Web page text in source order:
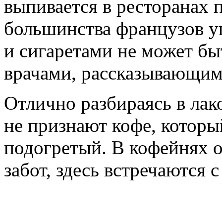
выпивается в
большинства французов
и сигаретами не может
врачами,
Отлично разбираясь в
не признают кофе,
подогретый. В кофейнях
забот, здесь встречаются